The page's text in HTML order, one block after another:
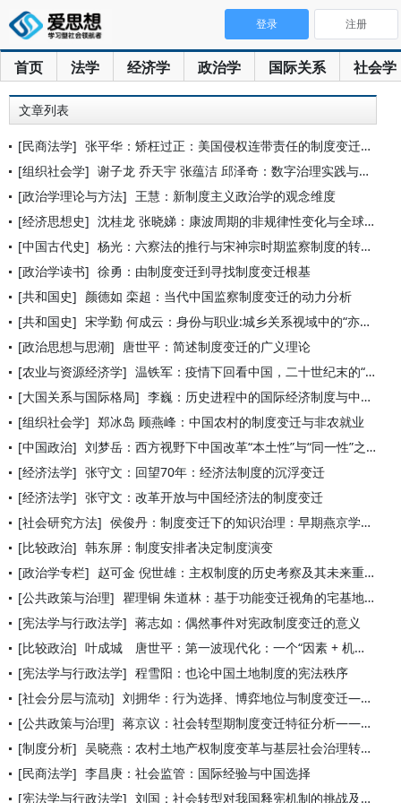
首页 法学 经济学 政治学 国际关系 社会学
登录 注册
文章列表
[民商法学] 张平华：矫枉过正：美国侵权连带责任的制度变迁及其启示
[组织社会学] 谢子龙 乔天宇 张蕴洁 邱泽奇：数字治理实践与风控规制异同—
[政治学理论与方法] 王慧：新制度主义政治学的观念维度
[经济思想史] 沈桂龙 张晓娣：康波周期的非规律性变化与全球经济复苏的不确定
[中国古代史] 杨光：六察法的推行与宋神宗时期监察制度的转变
[政治学读书] 徐勇：由制度变迁到寻找制度变迁根基
[共和国史] 颜德如 栾超：当代中国监察制度变迁的动力分析
[共和国史] 宋学勤 何成云：身份与职业:城乡关系视域中的“亦工亦农”(1
[政治思想与思潮] 唐世平：简述制度变迁的广义理论
[农业与资源经济学] 温铁军：疫情下回看中国，二十世纪末的“化危为机”与结构性制度
[大国关系与国际格局] 李巍：历史进程中的国际经济制度与中国的角色
[组织社会学] 郑冰岛 顾燕峰：中国农村的制度变迁与非农就业
[中国政治] 刘梦岳：西方视野下中国改革“本土性”与“同一性”之争
[经济法学] 张守文：回望70年：经济法制度的沉浮变迁
[经济法学] 张守文：改革开放与中国经济法的制度变迁
[社会研究方法] 侯俊丹：制度变迁下的知识治理：早期燕京学派的清河试验
[比较政治] 韩东屏：制度安排者决定制度演变
[政治学专栏] 赵可金 倪世雄：主权制度的历史考察及其未来重构
[公共政策与治理] 瞿理铜 朱道林：基于功能变迁视角的宅基地管理制度研究
[宪法学与行政法学] 蒋志如：偶然事件对宪政制度变迁的意义
[比较政治] 叶成城 唐世平：第一波现代化：一个“因素 + 机制”的新解释
[宪法学与行政法学] 程雪阳：也论中国土地制度的宪法秩序
[社会分层与流动] 刘拥华：行为选择、博弈地位与制度变迁——基于国家—农民关系的
[公共政策与治理] 蒋京议：社会转型期制度变迁特征分析———以国家政治系统顶层设
[制度分析] 吴晓燕：农村土地产权制度变革与基层社会治理转型
[民商法学] 李昌庚：社会监管：国际经验与中国选择
[宪法学与行政法学] 刘国：社会转型对我国释宪机制的挑战及其应对